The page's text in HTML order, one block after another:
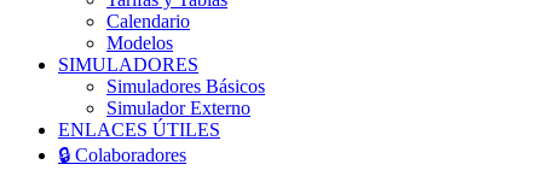
Calendario
Modelos
SIMULADORES
Simuladores Básicos
Simulador Externo
ENLACES ÚTILES
🔒 Colaboradores